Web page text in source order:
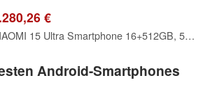
€
XIAOMI 15 Ultra Smartphone 16+512GB, 5410mAh, 200MP Leica Kamera, Silber
Android-Smartphones